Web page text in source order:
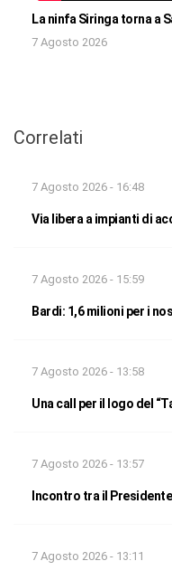
La ninfa Siringa torna a
7 Agosto 2026
Correlati
7 Agosto 2026 - 16:48
Via libera a impianti di
7 Agosto 2026 - 15:59
Bardi: 1,6 milioni per i
7 Agosto 2026 - 13:58
Una call per il logo del
7 Agosto 2026 - 13:57
Incontro tra il
7 Agosto 2026 - 13:11